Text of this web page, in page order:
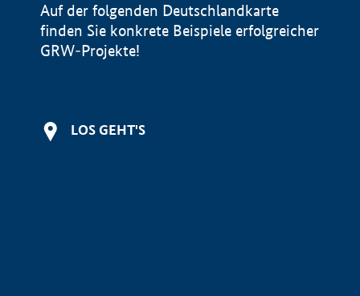
Auf der folgenden Deutschlandkarte
finden Sie konkrete Beispiele erfolgreicher
GRW-Projekte!
LOS GEHT'S